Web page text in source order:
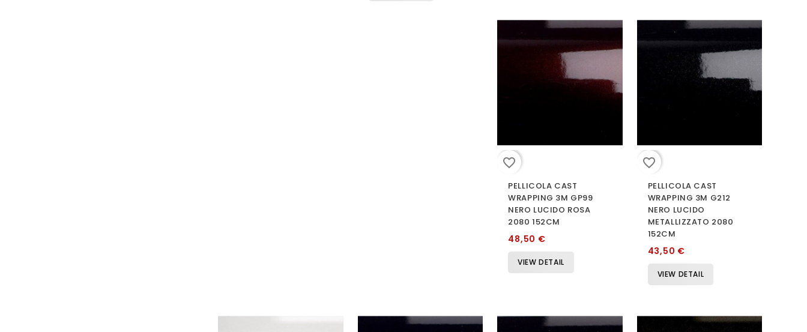
favorite_border
PELLICOLA CAST
WRAPPING 3M GP99
NERO LUCIDO ROSA
2080 152CM
48,50 €
VIEW DETAIL
favorite_border
PELLICOLA CAST
WRAPPING 3M G212
NERO LUCIDO
METALLIZZATO 2080
152CM
43,50 €
VIEW DETAIL